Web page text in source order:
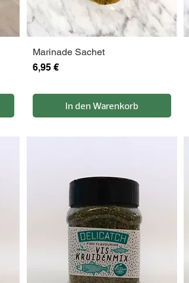
Marinade Sachet
Preis
6,95 €
In den Warenkorb